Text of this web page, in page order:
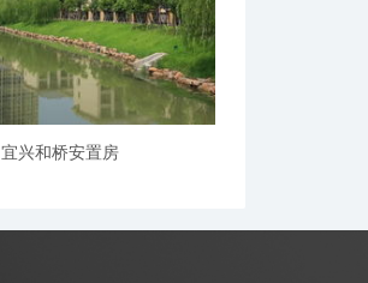
宜兴和桥安置房